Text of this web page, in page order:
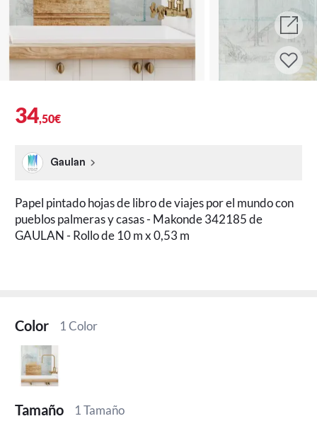
34,50€
Gaulan
Papel pintado hojas de libro de viajes por el mundo con
pueblos palmeras y casas - Makonde 342185 de
GAULAN - Rollo de 10 m x 0,53 m
Color 1 Color
Tamaño 1 Tamaño